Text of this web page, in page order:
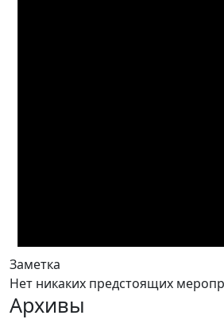
Заметка
Нет никаких предстоящих
Архивы